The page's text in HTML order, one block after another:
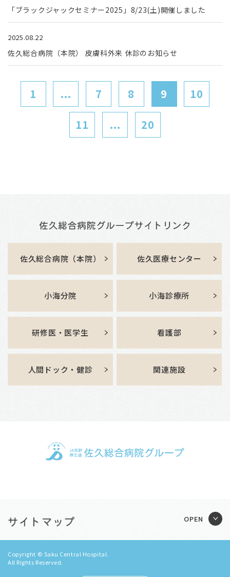
「ブラックジャックセミナー2025」8/23(土)開催しました
2025.08.22
佐久総合病院（本院） 皮膚科外来 休診のお知らせ
1 ... 7 8 9 10
11 ... 20
佐久総合病院（本院） 佐久医療センター
小海分院 小海診療所
研修医・医学生 看護部
人間ドック・健診 関連施設
Copyright © Saku Central Hospital.
All Rights Reserved.